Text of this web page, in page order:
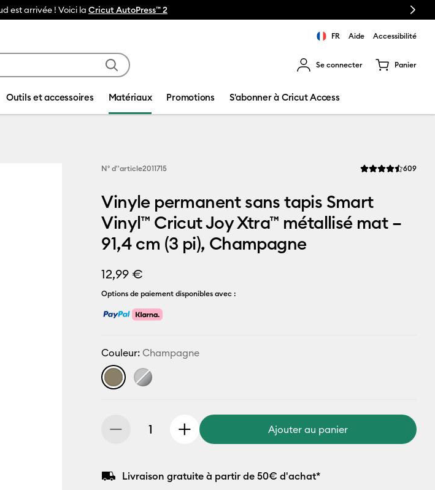
Machines de
Next
FR Aide Accessibilité
Se connecter Panier
Outils et accessoires Matériaux Promotions S'abonner à Cricut Access
N° d''article2011715 La note moyenne
609
Vinyle permanent sans tapis Smart
Vinyl™ Cricut Joy Xtra™ métallisé mat –
91,4 cm (3 pi), Champagne
12,99 €
Options de paiement disponibles avec :
Couleur:Champagne
Ajouter au panier
Livraison gratuite à partir de 50€ d'achat*